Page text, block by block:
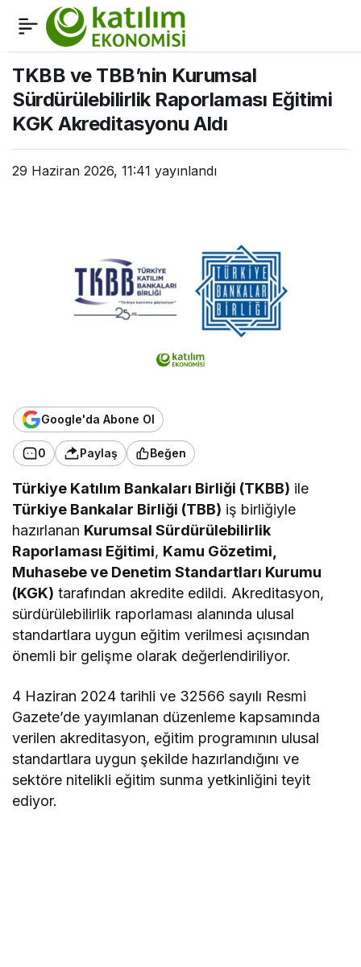
TKBB ve TBB’nin Kurumsal
Sürdürülebilirlik Raporlaması Eğitimi
KGK Akreditasyonu Aldı
29 Haziran 2026, 11:41 yayınlandı
Google'da Abone Ol
0 Paylaş Beğen
Türkiye Katılım Bankaları Birliği (TKBB) ile
Türkiye Bankalar Birliği (TBB) iş birliğiyle
hazırlanan Kurumsal Sürdürülebilirlik
Raporlaması Eğitimi, Kamu Gözetimi,
Muhasebe ve Denetim Standartları Kurumu
(KGK) tarafından akredite edildi. Akreditasyon,
sürdürülebilirlik raporlaması alanında ulusal
standartlara uygun eğitim verilmesi açısından
önemli bir gelişme olarak değerlendiriliyor.
4 Haziran 2024 tarihli ve 32566 sayılı Resmi
Gazete’de yayımlanan düzenleme kapsamında
verilen akreditasyon, eğitim programının ulusal
standartlara uygun şekilde hazırlandığını ve
sektöre nitelikli eğitim sunma yetkinliğini teyit
ediyor.
Katılım bankacılığı
derinleşerek büyüyecek